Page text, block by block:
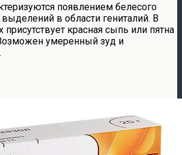
появлением белесого
выделений в области гениталий. В
присутствует красная сыпь или пятна
умеренный зуд и